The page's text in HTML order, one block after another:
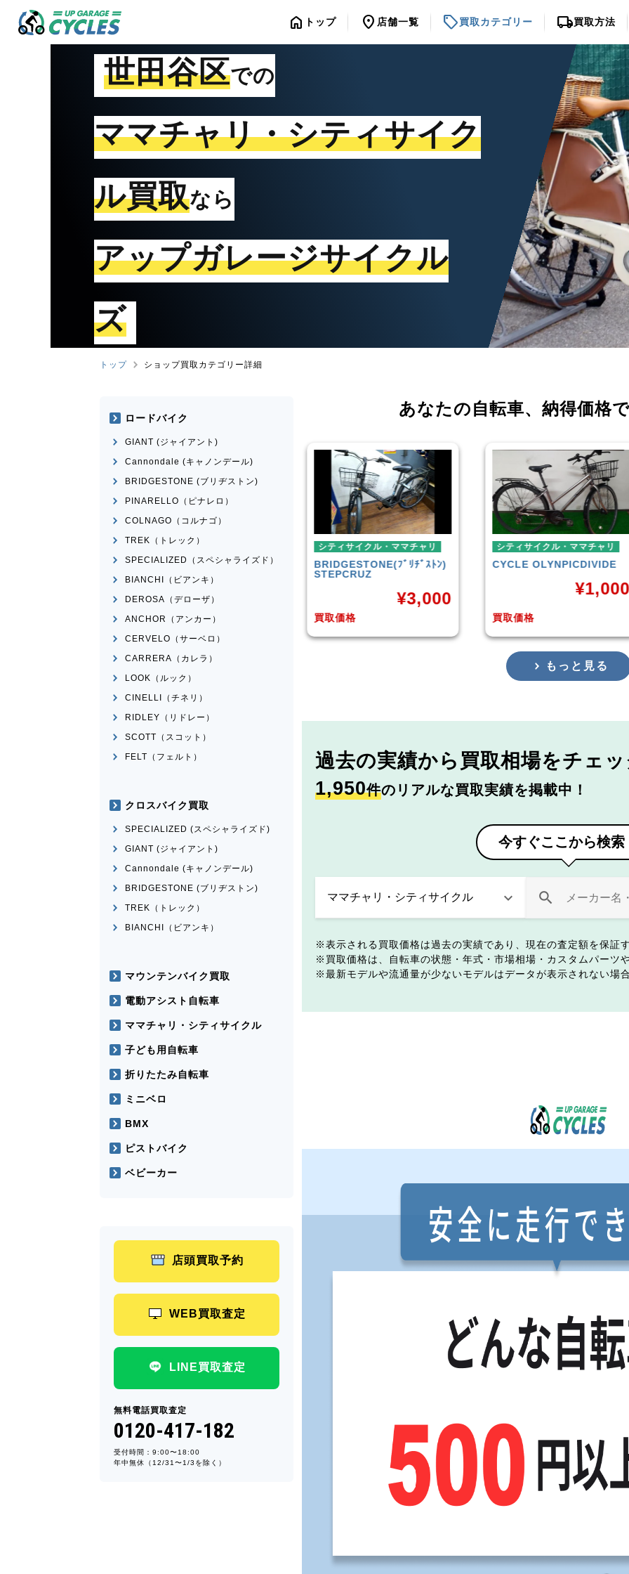
home トップ location_on 店舗一覧 sell買取カテゴリー local_shipping買取方法
世田谷区での
ママチャリ・シティサイク
ル買取なら
アップガレージサイクル
ズ
トップ ショップ買取カテゴリー詳細
あなたの自転車、 納得価格
ティサイクル・ママチャリ
220
シティサイクル・ママチャリ
BRIDGESTONE(ﾌﾞﾘﾁﾞｽﾄﾝ)
STEPCRUZ
買取価格
シティサイクル・ママチャリ
CYCLE OLYNPICDIVIDE
買取価格
¥1,000
ミニベロ
シティサイクル・ママ
SURGE 2021
買取価格
もっと見る
過去の実績から 買取相場をチェ
1,950件のリアルな買取実績を掲載中！
今すぐここから検索
表示される買取価格は過去の実績であり、現在の査定額を保証
買取価格は、自転車の状態・年式・市場相場・カスタムパーツ
最新モデルや流通量が少ないモデルはデータが表示されない場
ロードバイク
GIANT (ジャイアント)
Cannondale (キャノンデール)
BRIDGESTONE (ブリヂストン)
PINARELLO（ピナレロ）
COLNAGO（コルナゴ）
TREK（トレック）
SPECIALIZED（スペシャライズド）
BIANCHI（ビアンキ）
DEROSA（デローザ）
ANCHOR（アンカー）
CERVELO（サーベロ）
CARRERA（カレラ）
LOOK（ルック）
CINELLI（チネリ）
RIDLEY（リドレー）
SCOTT（スコット）
FELT（フェルト）
クロスバイク買取
SPECIALIZED (スペシャライズド)
GIANT (ジャイアント)
Cannondale (キャノンデール)
BRIDGESTONE (ブリヂストン)
TREK（トレック）
BIANCHI（ビアンキ）
マウンテンバイク買取
電動アシスト自転車
ママチャリ・シティサイクル
子ども用自転車
折りたたみ自転車
ミニベロ
BMX
ピストバイク
ベビーカー
店頭買取予約
WEB買取査定
LINE買取査定
無料電話買取査定
0120-417-182
受付時間：9:00〜18:00
年中無休（12/31〜1/3を除く）